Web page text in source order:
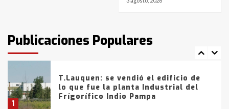
Publicaciones Populares
fueron detenidos por
comercialización de drogas en la
tarde del sábado
1
T.Lauquen: se vendió el edificio de
lo que fue la planta Industrial del
Frígorífico Indio Pampa